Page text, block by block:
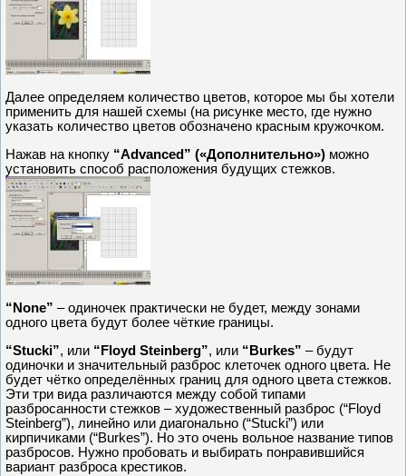
Далее определяем количество цветов, которое мы бы хотели
применить для нашей схемы (на рисунке место, где нужно
указать количество цветов обозначено красным кружочком.
Нажав на кнопку “Advanced” («Дополнительно») можно
установить способ расположения будущих стежков.
“None” – одиночек практически не будет, между зонами
одного цвета будут более чёткие границы.
“Stucki”, или “Floyd Steinberg”, или “Burkes” – будут
одиночки и значительный разброс клеточек одного цвета. Не
будет чётко определённых границ для одного цвета стежков.
Эти три вида различаются между собой типами
разбросанности стежков – художественный разброс (“Floyd
Steinberg”), линейно или диагонально (“Stucki”) или
кирпичиками (“Burkes”). Но это очень вольное название типов
разбросов. Нужно пробовать и выбирать понравившийся
вариант разброса крестиков.